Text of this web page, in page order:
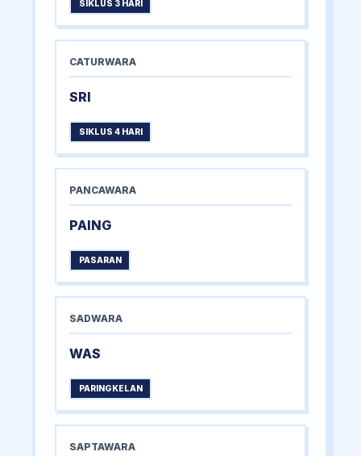
SIKLUS 3 HARI
CATURWARA
SRI
SIKLUS 4 HARI
PANCAWARA
PAING
PASARAN
SADWARA
WAS
PARINGKELAN
SAPTAWARA